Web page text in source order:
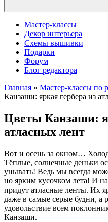
Мастер-классы
Декор интерьера
Схемы вышивки
Подарки
Форум
Блог редактора
Главная » Мастер-классы по
Канзаши: яркая гербера из
Цветы Канзаши:
атласных лент
Вот и осень за окном…
Тёплые, солнечные деньки
унывать! Ведь мы всегда
но ярким кусочком лета! И
придут атласные ленты. Их
даже в самые серые будни, а
удовольствие всем
Канзаши.